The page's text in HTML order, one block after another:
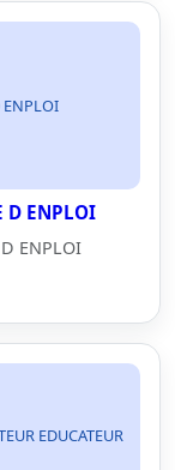
ENPLOI
D ENPLOI
ENPLOI
EDUCATEUR